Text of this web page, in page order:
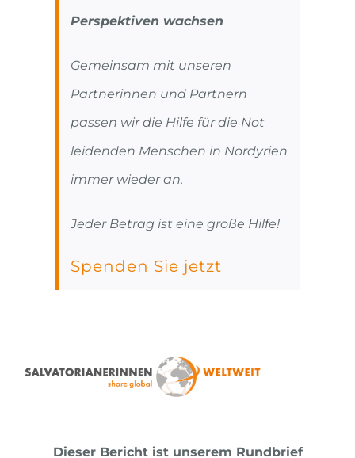
Perspektiven wachsen
Gemeinsam mit unseren
Partnerinnen und Partnern
passen wir die Hilfe für die Not
leidenden Menschen in Nordyrien
immer wieder an.
Jeder Betrag ist eine große Hilfe!
Spenden Sie jetzt
Dieser Bericht ist unserem Rundbrief